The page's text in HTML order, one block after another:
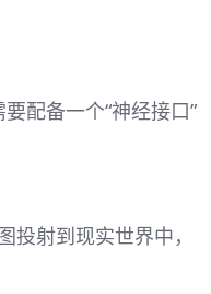
配备一个“神经接口”
射到现实世界中，